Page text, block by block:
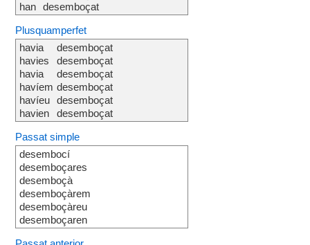
han desemboçat
Plusquamperfet
havia
havies
havia
havíem
havíeu
havien
desemboçat
desemboçat
desemboçat
desemboçat
desemboçat
desemboçat
Passat simple
desembocí
desemboçares
desemboçà
desemboçàrem
desemboçàreu
desemboçaren